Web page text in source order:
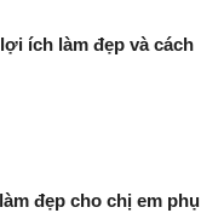
ích làm đẹp và cách
đẹp cho chị em phụ